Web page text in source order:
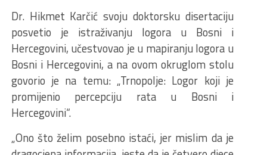
Dr. Hikmet Karčić svoju doktorsku disertaciju
posvetio je istraživanju logora u Bosni i
Hercegovini, učestvovao je u mapiranju logora u
Bosni i Hercegovini, a na ovom okruglom stolu
govorio je na temu: „Trnopolje: Logor koji je
promijenio percepciju rata u Bosni i
Hercegovini“.
„Ono što želim posebno istaći, jer mislim da je